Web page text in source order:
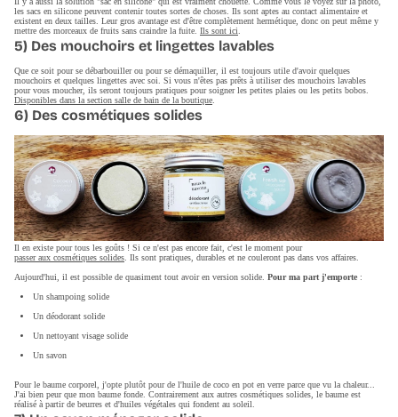
les sacs en silicone peuvent contenir toutes sortes de choses. Ils sont aptes au contact alimentaire et
existent en deux tailles. Leur gros avantage est d'être complètement hermétique, donc on peut même y
mettre des morceaux de fruits sans craindre la fuite. Ils sont ici.
5) Des mouchoirs et lingettes lavables
Que ce soit pour se débarbouiller ou pour se démaquiller, il est toujours utile d'avoir quelques
mouchoirs et quelques lingettes avec soi. Si vous n'êtes pas prêts à utiliser des mouchoirs lavables
pour vous moucher, ils seront toujours pratiques pour soigner les petites plaies ou les petits bobos.
Disponibles dans la section salle de bain de la boutique.
6) Des cosmétiques solides
Il en existe pour tous les goûts ! Si ce n'est pas encore fait, c'est le moment pour
passer aux cosmétiques solides . Ils sont pratiques, durables et ne couleront pas dans vos affaires.
Aujourd'hui, il est possible de quasiment tout avoir en version solide. Pour ma part j'emporte :
Un shampoing solide
Un déodorant solide
Un nettoyant visage solide
Un savon
Pour le baume corporel, j'opte plutôt pour de l'huile de coco en pot en verre parce que vu la chaleur...
J'ai bien peur que mon baume fonde. Contrairement aux autres cosmétiques solides, le baume est
réalisé à partir de beurres et d'huiles végétales qui fondent au soleil.